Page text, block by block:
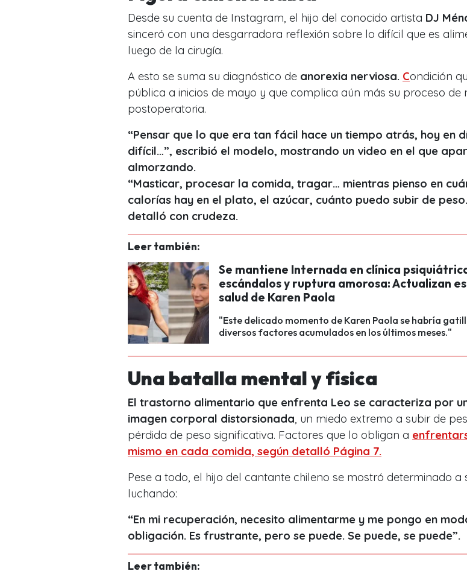
Desde su cuenta de Instagram, el hijo del conocido artista DJ
sinceró con una desgarradora reflexión sobre lo difícil que es
luego de la cirugía.
A esto se suma su diagnóstico de anorexia nerviosa. Condición
pública a inicios de mayo y que complica aún más su proceso de
postoperatoria.
“Pensar que lo que era tan fácil hace un tiempo atrás, hoy en
difícil…”, escribió el modelo, mostrando un video en el que
almorzando.
“Masticar, procesar la comida, tragar… mientras pienso en
calorías hay en el plato, el azúcar, cuánto puedo subir de
detalló con crudeza.
Leer también:
Se mantiene Internada en clínica
escándalos y ruptura amorosa: Actualizan
salud de Karen Paola
"Este delicado momento de Karen Paola se habría
diversos factores acumulados en los últimos meses."
Una batalla mental y física
El trastorno alimentario que enfrenta Leo se caracteriza por
imagen corporal distorsionada , un miedo extremo a subir de
pérdida de peso significativa. Factores que lo obligan a
mismo en cada comida, según detalló Página 7.
Pese a todo, el hijo del cantante chileno se mostró determinado a
luchando:
“En mi recuperación, necesito alimentarme y me pongo en
obligación. Es frustrante, pero se puede. Se puede, se puede”.
Leer también: